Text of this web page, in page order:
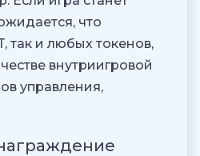
что
так и любых токенов,
внутриигровой
управления,